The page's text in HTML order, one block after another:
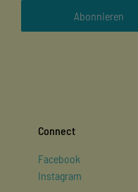
Abonnieren
Connect
Facebook
Instagram